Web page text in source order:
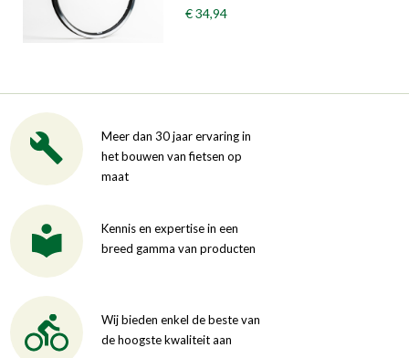
€ 34,94
Meer dan 30 jaar ervaring in
het bouwen van fietsen op
maat
Kennis en expertise in een
breed gamma van producten
Wij bieden enkel de beste van
de hoogste kwaliteit aan